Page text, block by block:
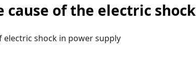
cause of the electric shock
electric shock in power supply